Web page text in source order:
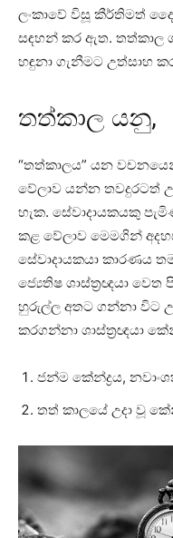
ලංකාවේ විසූ කීර්තිමත්
සඳහන් කර ඇත. තත්කාල
හඳුනා ගැනීමට උත්සාහ
තත්කාල යනු,
“තත්කාලය” යන
වේලාව යන්න තවදුරටත්
හැක. සේවාදායකයකු
කළ වේලාව මෙමගින්
සේවාදායකයා කාරණය
ජ්‍යෙතිෂ ශාස්‌ත්‍රඥයා වෙත
හුරුල්ල අතට ගන්නා විට
කරගන්නා ශාස්‌ත්‍රඥයා
ජන්ම කේන්ද්‍රය,
තත් කාලයේ උදා වූ